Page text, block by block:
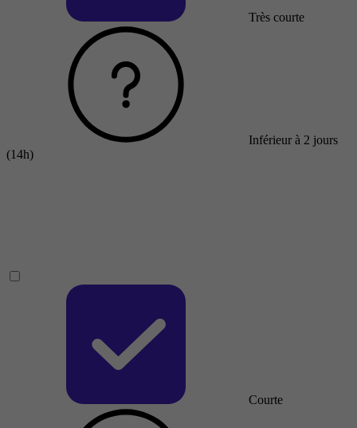
Très courte
Inférieur à 2 jours
(14h)
Courte